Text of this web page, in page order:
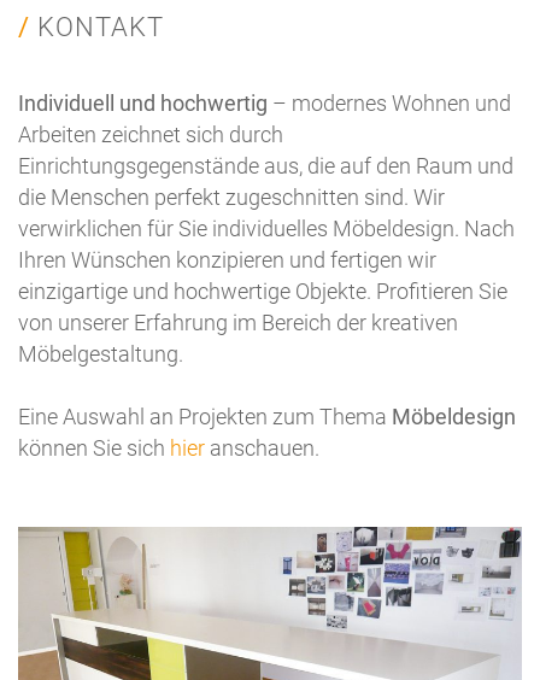
KONTAKT
Individuell und hochwertig – modernes Wohnen und
Arbeiten zeichnet sich durch
Einrichtungsgegenstände aus, die auf den Raum und
die Menschen perfekt zugeschnitten sind. Wir
verwirklichen für Sie individuelles Möbeldesign. Nach
Ihren Wünschen konzipieren und fertigen wir
einzigartige und hochwertige Objekte. Profitieren Sie
von unserer Erfahrung im Bereich der kreativen
Möbelgestaltung.
Eine Auswahl an Projekten zum Thema Möbeldesign
können Sie sich hier anschauen.